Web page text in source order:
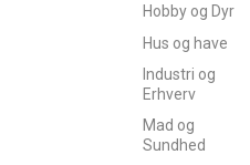
Hobby og Dyr
Hus og have
Industri og
Erhverv
Mad og
Sundhed